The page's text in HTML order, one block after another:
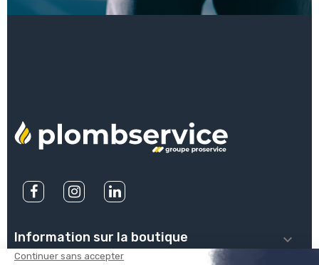
Information sur la boutique 